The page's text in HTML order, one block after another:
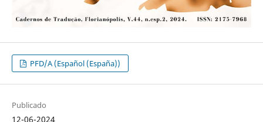
PFD/A (Español (España))
Publicado
12-06-2024